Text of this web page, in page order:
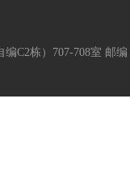
C2栋）707-708室 邮编